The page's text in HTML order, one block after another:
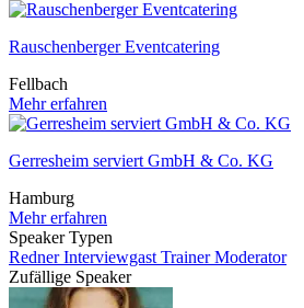
Rauschenberger Eventcatering
Fellbach
Mehr erfahren
Gerresheim serviert GmbH & Co. KG
Hamburg
Mehr erfahren
Speaker Typen
RednerInterviewgast TrainerModerator
Zufällige Speaker